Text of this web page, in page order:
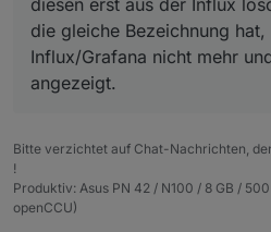
Der PR hat nichts mit
betrifft iobroker.linux-
Laie halt rüber.
die gleiche Bezeichnung
Influx/Grafana nicht mehr
angezeigt.
Bitte verzichtet auf Chat-Nachrichten,
!
Produktiv: Asus PN 42 / N100 / 8 GB /
openCCU)